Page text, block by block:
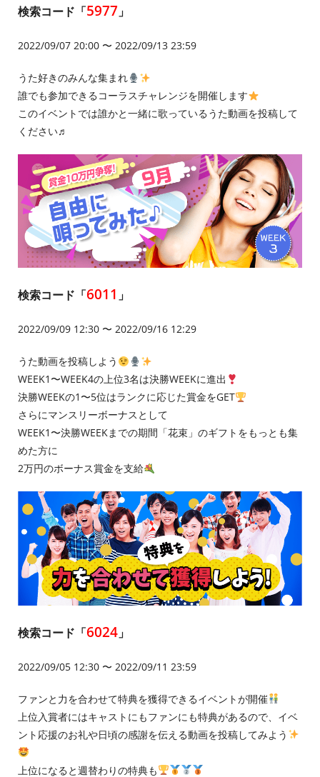
検索コード「5977 」
2022/09/07 20:00 〜 2022/09/13 23:59
うた好きのみんな集まれ
誰でも参加できるコーラスチャレンジを開催します
このイベントでは誰かと一緒に歌っているうた動画を投稿して
ください♬
検索コード「6011」
2022/09/09 12:30 〜 2022/09/16 12:29
うた動画を投稿しよう
WEEK1〜WEEK4の上位3名は決勝WEEKに進出
決勝WEEKの1〜5位はランクに応じた賞金をGET
さらにマンスリーボーナスとして
WEEK1〜決勝WEEKまでの期間「花束」のギフトをもっとも集
めた方に
2万円のボーナス賞金を支給
検索コード「6024 」
2022/09/05 12:30 〜 2022/09/11 23:59
ファンと力を合わせて特典を獲得できるイベントが開催
上位入賞者にはキャストにもファンにも特典があるので、イベ
ント応援のお礼や日頃の感謝を伝える動画を投稿してみよう
上位になると週替わりの特典も